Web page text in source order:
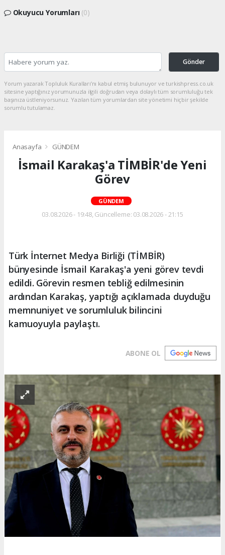
Okuyucu Yorumları (0)
Gönder
Yorum yazarak Topluluk Kuralları’nı kabul etmiş bulunuyor ve turkishpress.co.uk
sitesine yaptığınız yorumunuzla ilgili doğrudan veya dolaylı tüm sorumluluğu tek
başınıza üstleniyorsunuz. Yazılan tüm yorumlardan site yönetimi hiçbir şekilde
sorumlu tutulamaz.
Anasayfa GÜNDEM
İsmail Karakaş'a TİMBİR'de Yeni
Görev
GÜNDEM
03.08.2026 - 19:48, Güncelleme: 03.08.2026 - 21:15
Türk İnternet Medya Birliği (TİMBİR)
bünyesinde İsmail Karakaş'a yeni görev tevdi
edildi. Görevin resmen tebliğ edilmesinin
ardından Karakaş, yaptığı açıklamada duyduğu
memnuniyet ve sorumluluk bilincini
kamuoyuyla paylaştı.
ABONE OL